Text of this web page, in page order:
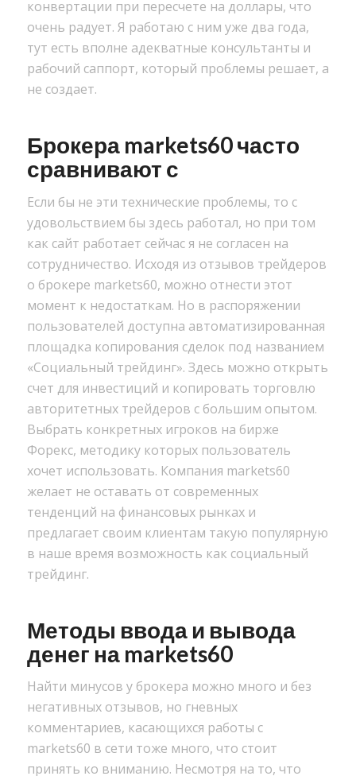
конвертации при пересчете на доллары, что
очень радует. Я работаю с ним уже два года,
тут есть вполне адекватные консультанты и
рабочий саппорт, который проблемы решает, а
не создает.
Брокера markets60 часто
сравнивают с
Если бы не эти технические проблемы, то с
удовольствием бы здесь работал, но при том
как сайт работает сейчас я не согласен на
сотрудничество. Исходя из отзывов трейдеров
о брокере markets60, можно отнести этот
момент к недостаткам. Но в распоряжении
пользователей доступна автоматизированная
площадка копирования сделок под названием
«Социальный трейдинг». Здесь можно открыть
счет для инвестиций и копировать торговлю
авторитетных трейдеров с большим опытом.
Выбрать конкретных игроков на бирже
Форекс, методику которых пользователь
хочет использовать. Компания markets60
желает не оставать от современных
тенденций на финансовых рынках и
предлагает своим клиентам такую популярную
в наше время возможность как социальный
трейдинг.
Методы ввода и вывода
денег на markets60
Найти минусов у брокера можно много и без
негативных отзывов, но гневных
комментариев, касающихся работы с
markets60 в сети тоже много, что стоит
принять ко вниманию. Несмотря на то, что